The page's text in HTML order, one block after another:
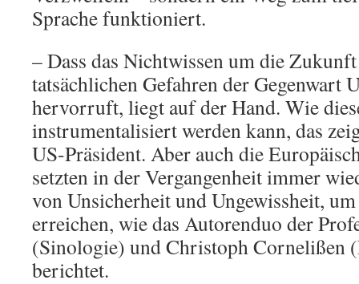
Sprache funktioniert.
– Dass das Nichtwissen um die
tatsächlichen Gefahren der Gegenwart
hervorruft, liegt auf der Hand. Wie
instrumentalisiert werden kann, das
US-Präsident. Aber auch die
setzten in der Vergangenheit immer
von Unsicherheit und Ungewissheit,
erreichen, wie das Autorenduo der
(Sinologie) und Christoph Cornelißen
berichtet.